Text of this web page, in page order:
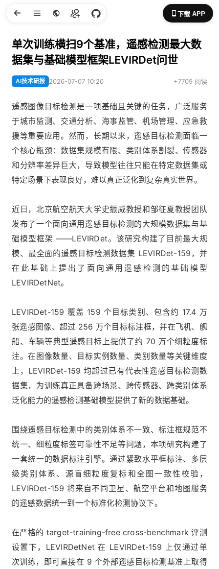
下载 APP
单次训练横扫9个基准，遥感检测最大数
据集与基础模型框架LEVIRDet问世
AI技术研报 2026-07-07 10:20 +7709 阅读
遥感图像目标检测是一项基础且关键的任务，广泛服务
于城市监测、交通分析、海事监管、机场管理、应急救
援等重要应用。然而，长期以来，遥感目标检测面临一
个核心瓶颈：数据集规模有限、类别体系割裂、传感器
和分辨率差异巨大，导致模型往往只能在特定数据集或
特定场景下表现良好，难以真正泛化到复杂真实世界。
近日，北京航空航天大学史振威教授和邹征夏教授团队
发布了一个面向通用遥感目标检测的大规模数据集与基
础模型框架 ——LEVIRDet。该研究构建了目前最大规
模、最全面的遥感目标检测数据集 LEVIRDet-159，并
在此基础上提出了面向通用遥感检测的基础模型
LEVIRDetNet。
LEVIRDet-159 覆盖 159 个目标类别、包含约 17.4 万
张遥感图像、超过 256 万个目标标注框，并在飞机、舰
船、车辆等典型遥感目标上提供了约 70 万个细粒度标
注。在图像数量、目标实例数量、类别数量等关键维度
上，LEVIRDet-159 均超过已有代表性遥感目标检测数
据集，为训练真正具备跨场景、跨传感器、跨类别体系
泛化能力的遥感检测基础模型提供了新的数据基础。
围绕遥感目标检测中的类别体系不一致、标注框规范不
统一、细粒度标签可靠性不足等问题，本项研究构建了
一套统一的数据标注引擎。通过紧致水平框标注、多层
级类别体系、源盲细粒度复标和全图一致性校验，
LEVIRDet-159 将来自不同卫星、航空平台和地图服务
的遥感数据统一到一个标准化检测协议下。
在严格的 target-training-free cross-benchmark 评测
设置下，LEVIRDetNet 在 LEVIRDet-159 上仅通过单
次训练，即可直接在 9 个外部遥感目标检测基准上取得